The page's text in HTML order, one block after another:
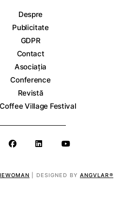
Despre
Publicitate
GDPR
Contact
Asociația
Conference
Revistă
Village Festival
| DESIGNED BY ANGVLAR®